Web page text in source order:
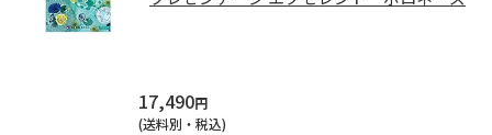
17,490円
(送料別・税込)